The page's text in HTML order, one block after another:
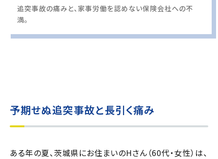
追突事故の痛みと、家事労働を認めない保険会社への不
満。
予期せぬ追突事故と長引く痛み
ある年の夏、茨城県にお住まいのHさん（60代・女性）は、